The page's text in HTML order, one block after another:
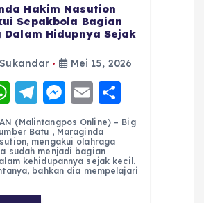
Hakim Nasution
Sepakbola Bagian
Dalam Hidupnya Sejak
Mei 15, 2026
W
h
a
ts
A
T
el
e
g
r
M
e
ss
e
n
E
m
ai
l
h
re
(Malintangpos Online) – Big
Batu , Maraginda
mengakui olahraga
sudah menjadi bagian
kehidupannya sejak kecil.
bahkan dia mempelajari